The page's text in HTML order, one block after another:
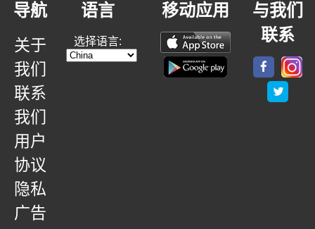
导航
关于
我们
联系
我们
用户
协议
隐私
广告
语言
选择语言:
移动应用
与我们
联系